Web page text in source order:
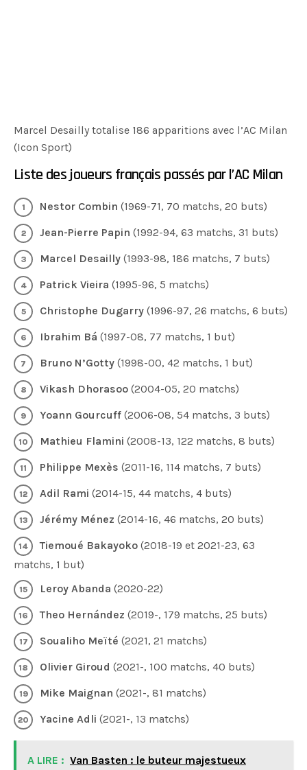
Marcel Desailly totalise 186 apparitions avec l’AC Milan
(Icon Sport)
Liste des joueurs français passés par l’AC Milan
Nestor Combin (1969-71, 70 matchs, 20 buts)
Jean-Pierre Papin (1992-94, 63 matchs, 31 buts)
Marcel Desailly (1993-98, 186 matchs, 7 buts)
Patrick Vieira (1995-96, 5 matchs)
Christophe Dugarry (1996-97, 26 matchs, 6 buts)
Ibrahim Bá (1997-08, 77 matchs, 1 but)
Bruno N’Gotty (1998-00, 42 matchs, 1 but)
Vikash Dhorasoo (2004-05, 20 matchs)
Yoann Gourcuff (2006-08, 54 matchs, 3 buts)
Mathieu Flamini (2008-13, 122 matchs, 8 buts)
Philippe Mexès (2011-16, 114 matchs, 7 buts)
Adil Rami (2014-15, 44 matchs, 4 buts)
Jérémy Ménez (2014-16, 46 matchs, 20 buts)
Tiemoué Bakayoko (2018-19 et 2021-23, 63
matchs, 1 but)
Leroy Abanda (2020-22)
Theo Hernández (2019-, 179 matchs, 25 buts)
Soualiho Meïté (2021, 21 matchs)
Olivier Giroud (2021-, 100 matchs, 40 buts)
Mike Maignan (2021-, 81 matchs)
Yacine Adli (2021-, 13 matchs)
A LIRE : Van Basten : le buteur majestueux